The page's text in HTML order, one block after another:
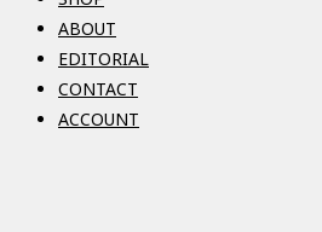
ABOUT
EDITORIAL
CONTACT
ACCOUNT